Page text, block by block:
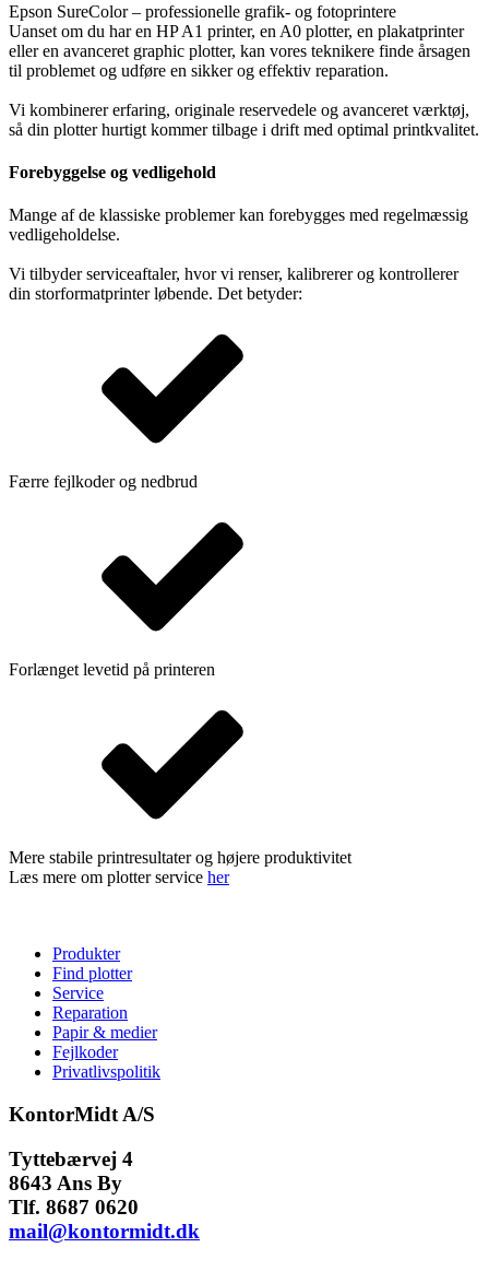
Epson SureColor – professionelle grafik- og fotoprintere
Uanset om du har en HP A1 printer, en A0 plotter, en plakatprinter
eller en avanceret graphic plotter, kan vores teknikere finde årsagen
til problemet og udføre en sikker og effektiv reparation.
Vi kombinerer erfaring, originale reservedele og avanceret værktøj,
så din plotter hurtigt kommer tilbage i drift med optimal printkvalitet.
Forebyggelse og vedligehold
Mange af de klassiske problemer kan forebygges med regelmæssig
vedligeholdelse.
Vi tilbyder serviceaftaler, hvor vi renser, kalibrerer og kontrollerer
din storformatprinter løbende. Det betyder:
Færre fejlkoder og nedbrud
Forlænget levetid på printeren
Mere stabile printresultater og højere produktivitet
Læs mere om plotter service her
Produkter
Find plotter
Service
Reparation
Papir & medier
Fejlkoder
Privatlivspolitik
KontorMidt A/S
Tyttebærvej 4
8643 Ans By
Tlf. 8687 0620
mail@kontormidt.dk